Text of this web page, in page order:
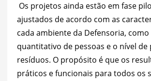
Os projetos ainda estão em fase
ajustados de acordo com as
cada ambiente da Defensoria, como
quantitativo de pessoas e o nível
resíduos. O propósito é que os
práticos e funcionais para todos os